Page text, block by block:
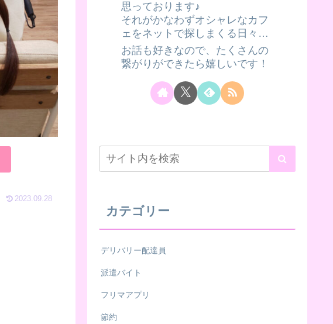
2023.09.28
思っております♪
それがかなわずオシャレなカフ
ェをネットで探しまくる日々…
お話も好きなので、たくさんの
繋がりができたら嬉しいです！
カテゴリー
デリバリー配達員
派遣バイト
フリマアプリ
節約